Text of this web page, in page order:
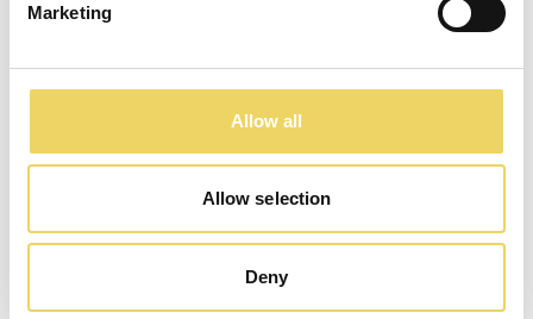
Marketing
Allow all
Allow selection
Deny
Dekkende breedte